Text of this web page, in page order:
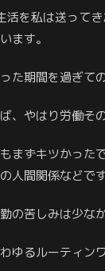
活を私は送って
ます。
た期間を過ぎて
、やはり労働そ
まずキツかった
人間関係などです
の苦しみは少な
ゆるルーティン